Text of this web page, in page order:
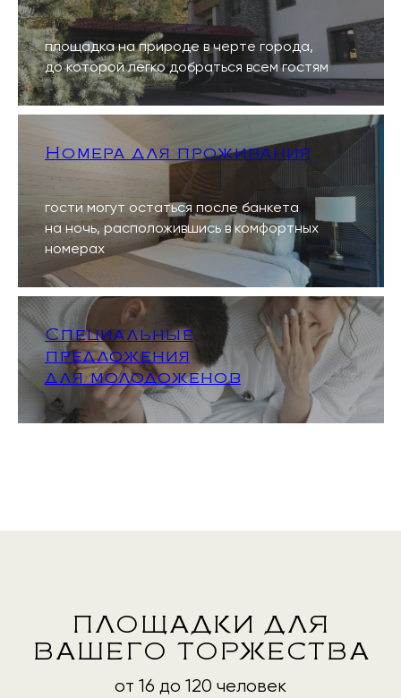
площадка на природе в черте города,
до которой легко добраться всем гостям
Номера для проживания
гости могут остаться после банкета
на ночь, расположившись в комфортных
номерах
Специальные
предложения
для молодоженов
ПЛОЩАДКИ ДЛЯ
ВАШЕГО ТОРЖЕСТВА
от 16 до 120 человек